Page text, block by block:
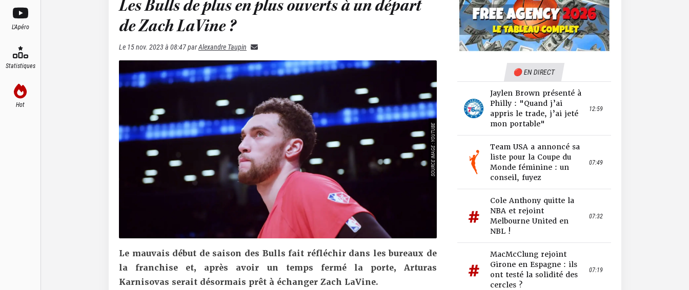
L'Apéro
Statistiques
Hot
Les Bulls de plus en plus ouverts à un départ
de Zach LaVine ?
Le 15 nov. 2023 à 08:47parAlexandre Taupin
SOURCE IMAGE : YOUTUBE
Le mauvais début de saison des Bulls fait réfléchir dans les bureaux de
la franchise et, après avoir un temps fermé la porte, Arturas
Karnisovas serait désormais prêt à échanger Zach LaVine.
🔴 EN DIRECT
Jaylen Brown présenté à
Philly : "Quand j’ai
appris le trade, j’ai jeté
mon portable"
12:59
Team USA a annoncé sa
liste pour la Coupe du
Monde féminine : un
conseil, fuyez
07:49
Cole Anthony quitte la
NBA et rejoint
Melbourne United en
NBL !
07:32
MacMcClung rejoint
Girone en Espagne : ils
ont testé la solidité des
cercles ?
07:19